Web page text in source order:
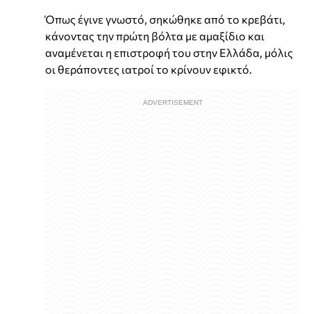
Όπως έγινε γνωστό, σηκώθηκε από το κρεβάτι,
κάνοντας την πρώτη βόλτα με αμαξίδιο και
αναμένεται η επιστροφή του στην Ελλάδα, μόλις
οι θεράποντες ιατροί το κρίνουν εφικτό.